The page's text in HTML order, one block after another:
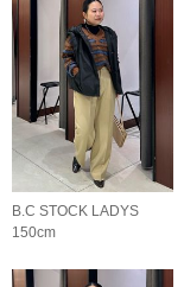
B.C STOCK LADYS
150cm